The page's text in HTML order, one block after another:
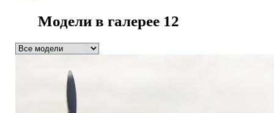
Модели в галерее 12